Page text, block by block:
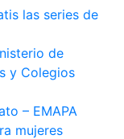
las series de
de
y Colegios
– EMAPA
mujeres